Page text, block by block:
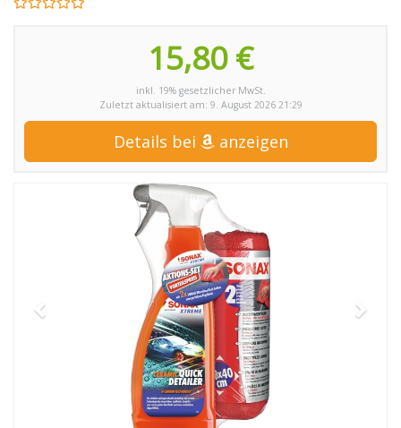
15,80 €
inkl. 19% gesetzlicher MwSt.
Zuletzt aktualisiert am: 9. August 2026 21:29
Details bei anzeigen